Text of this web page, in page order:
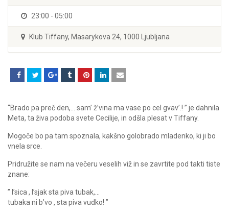
23:00 - 05:00
Klub Tiffany, Masarykova 24, 1000 Ljubljana
“Brado pa preč den,… sam’ ž’vina ma vase po cel gvav’.! ” je dahnila
Meta, ta živa podoba svete Cecilije, in odšla plesat v Tiffany.
Mogoče bo pa tam spoznala, kakšno golobrado mladenko, ki ji bo
vnela srce.
Pridružite se nam na večeru veselih viž in se zavrtite pod takti tiste
znane:
” l’sica , l’sjak sta piva tubak,…
tubaka ni b’vo , sta piva vudko! ”